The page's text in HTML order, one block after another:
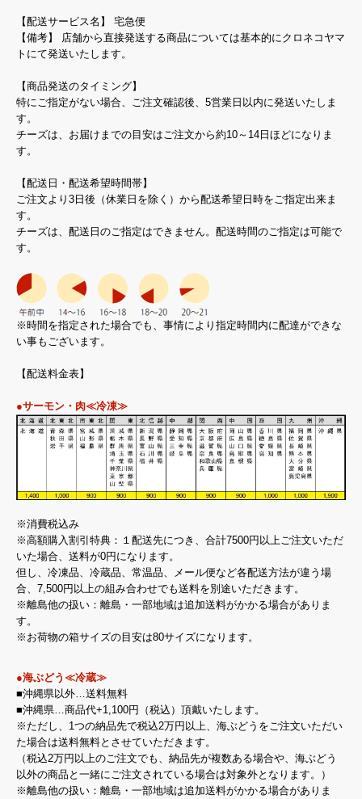
【配送サービス名】 宅急便
【備考】 店舗から直接発送する商品については基本的にクロネコヤマ
トにて発送いたします。
【商品発送のタイミング】
特にご指定がない場合、ご注文確認後、5営業日以内に発送いたしま
す。
チーズは、お届けまでの目安はご注文から約10～14日ほどになりま
す。
【配送日・配送希望時間帯】
ご注文より3日後（休業日を除く）から配送希望日時をご指定出来ま
す。
チーズは、配送日のご指定はできません。配送時間のご指定は可能で
す。
※時間を指定された場合でも、事情により指定時間内に配達ができな
い事もございます。
【配送料金表】
●サーモン・肉≪冷凍≫
※消費税込み
※高額購入割引特典：１配送先につき、合計7500円以上ご注文いただ
いた場合、送料が0円になります。
但し、冷凍品、冷蔵品、常温品、メール便など各配送方法が違う場
合、7,500円以上の組み合わせでも送料を別途いただきます。
※離島他の扱い：離島・一部地域は追加送料がかかる場合がありま
す。
※お荷物の箱サイズの目安は80サイズになります。
●海ぶどう≪冷蔵≫
■沖縄県以外…送料無料
■沖縄県…商品代+1,100円（税込）頂戴いたします。
※ただし、1つの納品先で税込2万円以上、海ぶどうをご注文いただい
た場合は送料無料とさせていただきます。
（税込2万円以上のご注文でも、納品先が複数ある場合や、海ぶどう
以外の商品と一緒にご注文されている場合は対象外となります。）
※離島他の扱い：離島・一部地域は追加送料がかかる場合がありま